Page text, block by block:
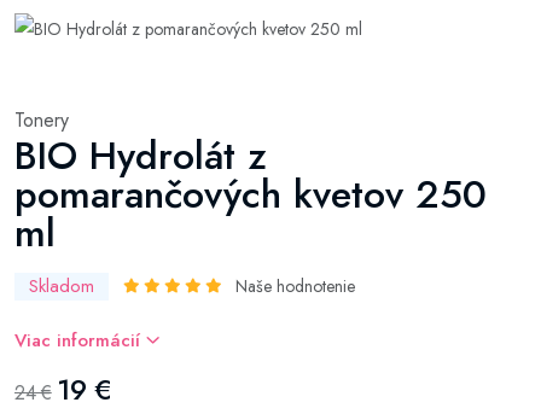
Tonery
BIO Hydrolát z
pomarančových kvetov 250
ml
Skladom Naše hodnotenie
Viac informácií
24 € 19 €